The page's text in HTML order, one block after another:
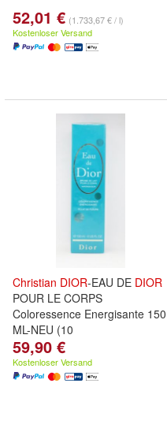
52,01 € (1.733,67 € / l)
Kostenloser Versand
Christian DIOR-EAU DE DIOR
POUR LE CORPS
Coloressence Energisante 150
ML-NEU (10
59,90 €
Kostenloser Versand